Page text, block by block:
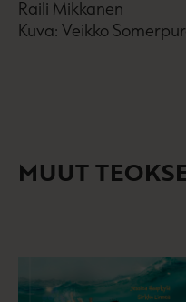
Raili Mikkanen
Kuva: Veikko
MUUT